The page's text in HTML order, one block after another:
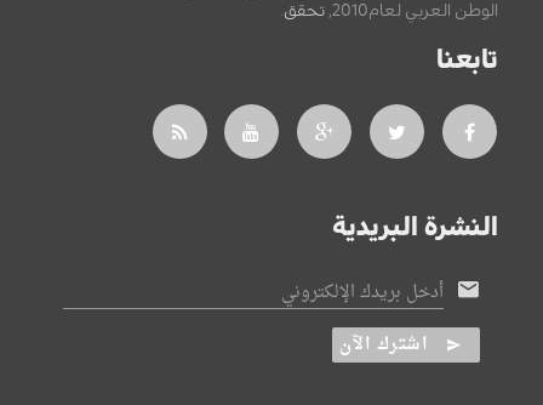
الوطن العربي لعام2010,
تحقق
تابعنا
النشرة البريدية
أدخل بريدك الإلكتروني
اشترك الآن